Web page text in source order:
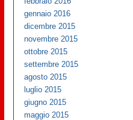
gennaio 2016
dicembre 2015
novembre 2015
ottobre 2015
settembre 2015
agosto 2015
luglio 2015
giugno 2015
maggio 2015